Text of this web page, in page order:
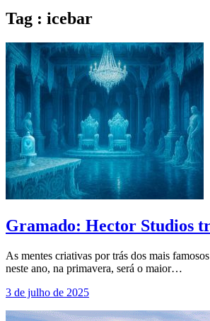
Tag : icebar
Gramado: Hector Studios
As mentes criativas por trás dos mais
neste ano, na primavera, será o maior…
3 de julho de 2025